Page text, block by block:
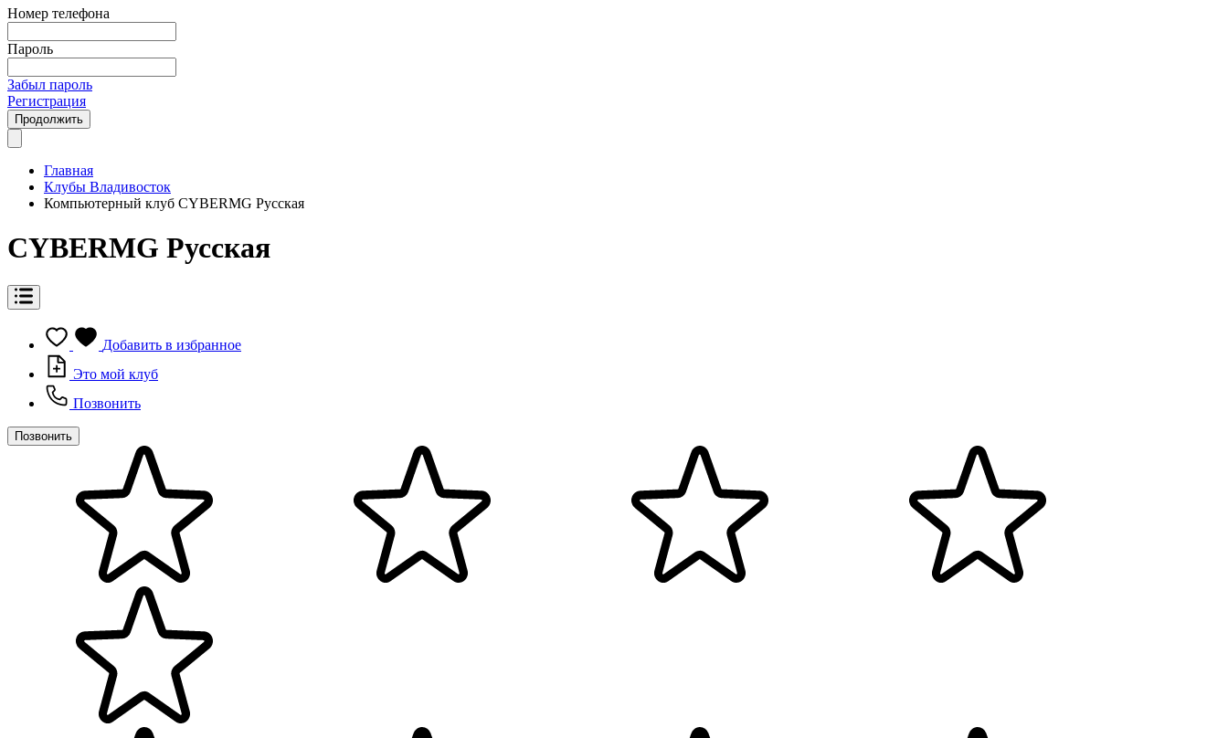
Номер телефона
Пароль
Забыл пароль
Регистрация
Продолжить
Главная
Клубы Владивосток
Компьютерный клуб CYBERMG Русская
CYBERMG Русская
Добавить в избранное
Это мой клуб
Позвонить
Позвонить